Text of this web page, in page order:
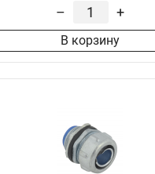
– +
В корзину